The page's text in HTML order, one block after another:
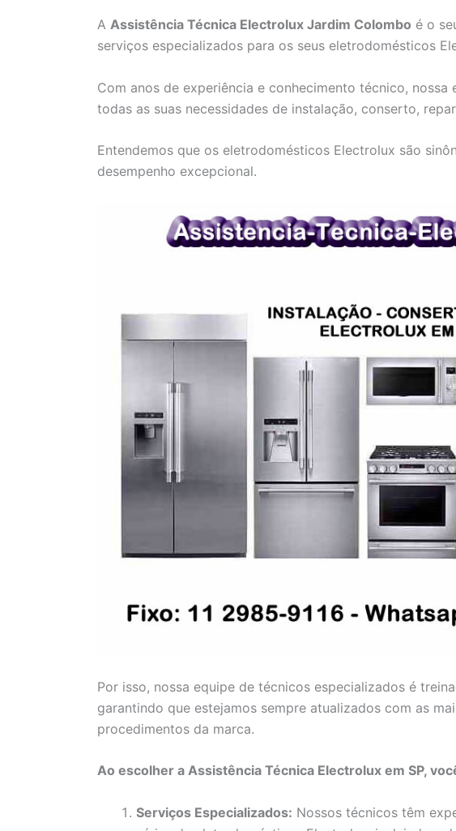
A Assistência Técnica Electrolux Jardim Colombo é o
serviços especializados para os seus eletrodomésticos
Com anos de experiência e conhecimento técnico,
todas as suas necessidades de instalação, conserto,
Entendemos que os eletrodomésticos Electrolux são
desempenho excepcional.
Por isso, nossa equipe de técnicos especializados é
garantindo que estejamos sempre atualizados com as
procedimentos da marca.
Ao escolher a Assistência Técnica Electrolux em SP,
Serviços Especializados: Nossos técnicos têm